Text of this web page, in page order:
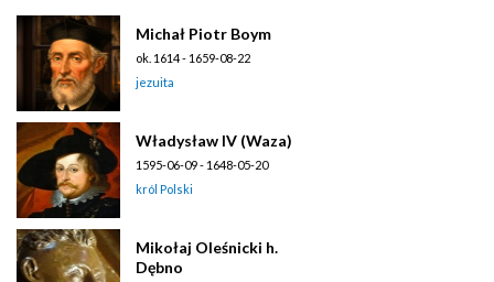
Michał Piotr Boym
ok. 1614 - 1659-08-22
jezuita
Władysław IV (Waza)
1595-06-09 - 1648-05-20
król Polski
Mikołaj Oleśnicki h.
Dębno